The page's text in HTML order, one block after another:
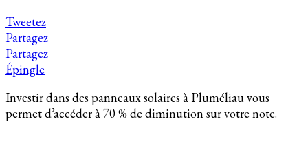
Tweetez
Partagez
Partagez
Épingle
Investir dans des panneaux solaires à Pluméliau vous
permet d’accéder à 70 % de diminution sur votre note.